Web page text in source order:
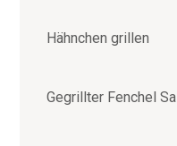
Hähnchen grillen
Gegrillter Fenchel